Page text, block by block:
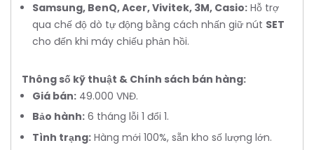
Samsung, BenQ, Acer, Vivitek, 3M, Casio: Hỗ trợ
qua chế độ dò tự động bằng cách nhấn giữ nút SET
cho đến khi máy chiếu phản hồi.
Thông số kỹ thuật & Chính sách bán hàng:
Giá bán: 49.000 VNĐ.
Bảo hành: 6 tháng lỗi 1 đổi 1.
Tình trạng: Hàng mới 100%, sẵn kho số lượng lớn.